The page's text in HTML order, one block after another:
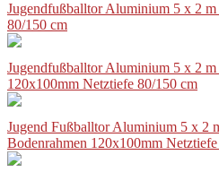
Jugendfußballtor Aluminium 5 x 2
80/150 cm
Jugendfußballtor Aluminium 5 x 2
120x100mm Netztiefe 80/150 cm
Jugend Fußballtor Aluminium 5 x 2
Bodenrahmen 120x100mm